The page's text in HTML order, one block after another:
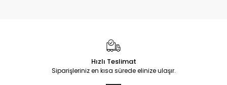
Hızlı Teslimat
Siparişleriniz en kısa sürede elinize ulaşır.